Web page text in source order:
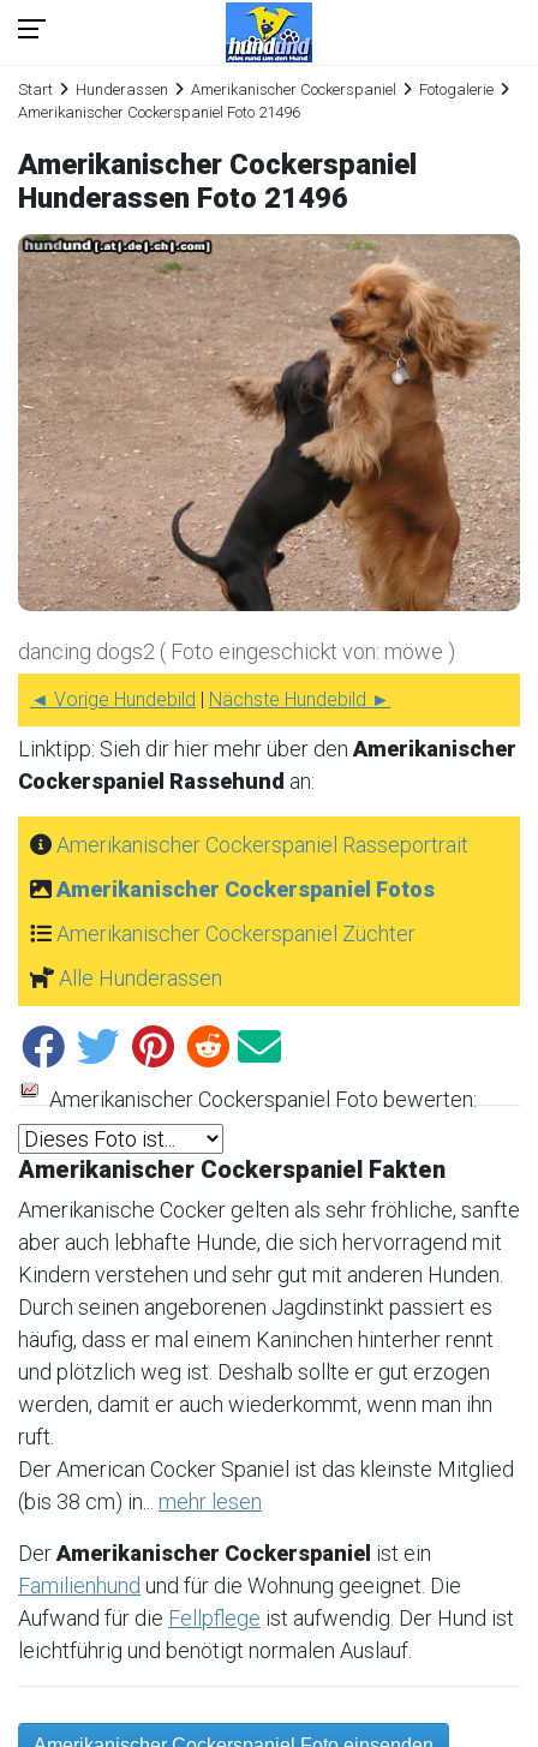
Start Hunderassen Amerikanischer Cockerspaniel
Fotogalerie
Amerikanischer Cockerspaniel Foto 21496
Amerikanischer Cockerspaniel
Hunderassen Foto 21496
dancing dogs2 ( Foto eingeschickt von: möwe )
◄ Vorige Hundebild | Nächste Hundebild ►
Linktipp: Sieh dir hier mehr über den Amerikanischer
Cockerspaniel Rassehund an:
Amerikanischer Cockerspaniel Rasseportrait
Amerikanischer Cockerspaniel Fotos
Amerikanischer Cockerspaniel Züchter
Alle Hunderassen
Amerikanischer Cockerspaniel Foto bewerten:
Amerikanischer Cockerspaniel Fakten
Amerikanische Cocker gelten als sehr fröhliche, sanfte
aber auch lebhafte Hunde, die sich hervorragend mit
Kindern verstehen und sehr gut mit anderen Hunden.
Durch seinen angeborenen Jagdinstinkt passiert es
häufig, dass er mal einem Kaninchen hinterher rennt
und plötzlich weg ist. Deshalb sollte er gut erzogen
werden, damit er auch wiederkommt, wenn man ihn
ruft.
Der American Cocker Spaniel ist das kleinste Mitglied
(bis 38 cm) in... mehr lesen
DerAmerikanischer Cockerspaniel ist ein
Familienhund und für die Wohnung geeignet. Die
Aufwand für die Fellpflege ist aufwendig. Der Hund ist
leichtführig und benötigt normalen Auslauf.